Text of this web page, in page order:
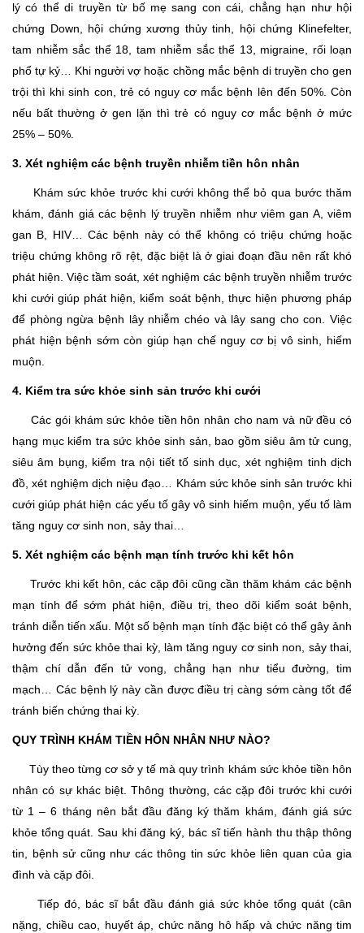
lý có thể di truyền từ bố mẹ sang con cái, chẳng hạn như hội
chứng Down, hội chứng xương thủy tinh, hội chứng Klinefelter,
tam nhiễm sắc thể 18, tam nhiễm sắc thể 13, migraine, rối loạn
phổ tự kỷ… Khi người vợ hoặc chồng mắc bệnh di truyền cho gen
trội thì khi sinh con, trẻ có nguy cơ mắc bệnh lên đến 50%. Còn
nếu bất thường ở gen lặn thì trẻ có nguy cơ mắc bệnh ở mức
25% – 50%.
3. Xét nghiệm các bệnh truyền nhiễm tiền hôn nhân
Khám sức khỏe trước khi cưới không thể bỏ qua bước thăm
khám, đánh giá các bệnh lý truyền nhiễm như viêm gan A, viêm
gan B, HIV… Các bệnh này có thể không có triệu chứng hoặc
triệu chứng không rõ rệt, đặc biệt là ở giai đoạn đầu nên rất khó
phát hiện. Việc tầm soát, xét nghiệm các bệnh truyền nhiễm trước
khi cưới giúp phát hiện, kiểm soát bệnh, thực hiện phương pháp
để phòng ngừa bệnh lây nhiễm chéo và lây sang cho con. Việc
phát hiện bệnh sớm còn giúp hạn chế nguy cơ bị vô sinh, hiếm
muộn.
4. Kiểm tra sức khỏe sinh sản trước khi cưới
Các gói khám sức khỏe tiền hôn nhân cho nam và nữ đều có
hạng mục kiểm tra sức khỏe sinh sản, bao gồm siêu âm tử cung,
siêu âm bụng, kiểm tra nội tiết tố sinh dục, xét nghiệm tinh dịch
đồ, xét nghiệm dịch niệu đạo… Khám sức khỏe sinh sản trước khi
cưới giúp phát hiện các yếu tố gây vô sinh hiếm muộn, yếu tố làm
tăng nguy cơ sinh non, sảy thai…
5. Xét nghiệm các bệnh mạn tính trước khi kết hôn
Trước khi kết hôn, các cặp đôi cũng cần thăm khám các bệnh
mạn tính để sớm phát hiện, điều trị, theo dõi kiểm soát bệnh,
tránh diễn tiến xấu. Một số bệnh mạn tính đặc biệt có thể gây ảnh
hưởng đến sức khỏe thai kỳ, làm tăng nguy cơ sinh non, sảy thai,
thậm chí dẫn đến tử vong, chẳng hạn như tiểu đường, tim
mạch… Các bệnh lý này cần được điều trị càng sớm càng tốt để
tránh biến chứng thai kỳ.
QUY TRÌNH KHÁM TIỀN HÔN NHÂN NHƯ NÀO?
Tùy theo từng cơ sở y tế mà quy trình khám sức khỏe tiền hôn
nhân có sự khác biệt. Thông thường, các cặp đôi trước khi cưới
từ 1 – 6 tháng nên bắt đầu đăng ký thăm khám, đánh giá sức
khỏe tổng quát. Sau khi đăng ký, bác sĩ tiến hành thu thập thông
tin, bệnh sử cũng như các thông tin sức khỏe liên quan của gia
đình và cặp đôi.
Tiếp đó, bác sĩ bắt đầu đánh giá sức khỏe tổng quát (cân
nặng, chiều cao, huyết áp, chức năng hô hấp và chức năng tim